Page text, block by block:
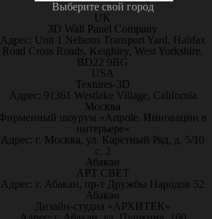
Выберите свой город
UK
3D Wall Panel Company
Адрес: Unit 1 Nelsons Transport Yard, Halifax
Road Cross Roads, Keighley, West Yorkshire,
BD22 9BG
USA
Textures-3D
Адрес: 91361 Westlake Village, California
Москва
шоурум «Artpole. Инновации в
интерьере»
Адрес: г. Москва, ул. Каретный Ряд, д. 5/10
с. 2
Абакан
АРТ СВЕТ
Адрес: г. Абакан, пр-т Дружбы Народов 52
Абакан
Дизайн-студия «АРХИТЕК»